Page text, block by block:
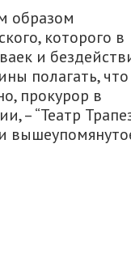
образом
которого в
и
полагать, что
прокурор в
– “Театр